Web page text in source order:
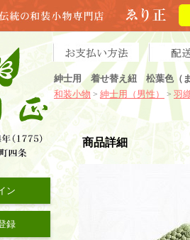
紳士用 着せ替え紐 松葉色（ま
和装小物 > 紳士用（男性） > 羽
ン
録
商品詳細